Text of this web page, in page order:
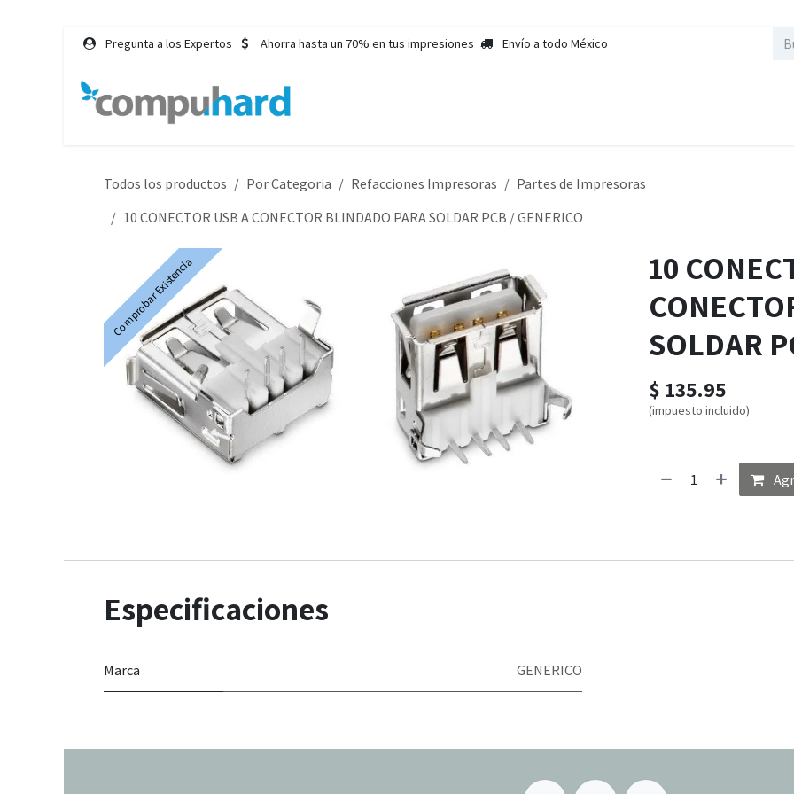
Ir al contenido Pregunta a los Expertos Ahorra hasta un 70% en tus impresiones Envío a todo México
Todos los productos Por Categoria Refacciones Impresoras
Partes de Impresoras
10 CONECTOR USB A CONECTOR BLINDADO PARA SOLDAR PCB / GENERICO
Comprobar Existencia
10
SOLDAR
$ 135.95
(impuesto incluido)
Especificaciones
Marca GENERICO